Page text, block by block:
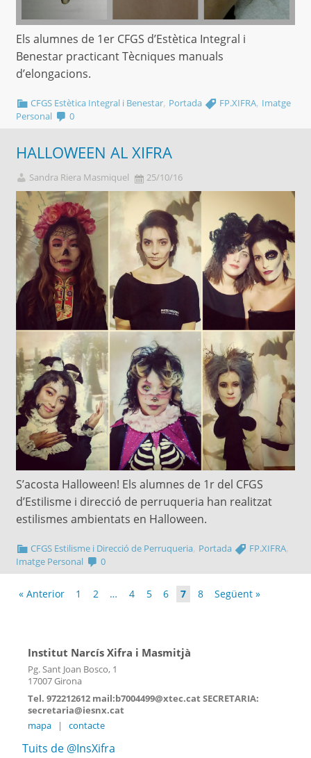
Els alumnes de 1er CFGS d’Estètica Integral i
Benestar practicant Tècniques manuals
d’elongacions.
CFGS Estètica Integral i Benestar, Portada FP.XIFRA, Imatge
Personal
0
HALLOWEEN AL XIFRA
Sandra Riera Masmiquel 25/10/16
S’acosta Halloween! Els alumnes de 1r del CFGS
d’Estilisme i direcció de perruqueria han realitzat
estilismes ambientats en Halloween.
CFGS Estilisme i Direcció de Perruqueria Portada FP.XIFRA
Imatge Personal 0
« Anterior 1 2 … 4 5 6 7 8 Següent »
Institut Narcís Xifra i Masmitjà
Pg. Sant Joan Bosco, 1
17007 Girona
Tel. 972212612 mail:b7004499@xtec.cat SECRETARIA:
secretaria@iesnx.cat
mapa
| contacte
Tuits de @InsXifra